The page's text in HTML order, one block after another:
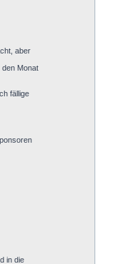
aber
Monat
fällige
in die